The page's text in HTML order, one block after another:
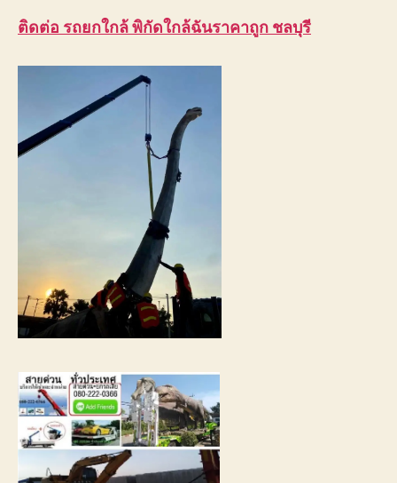
ติดต่อ รถยกใกล้ พิกัดใกล้ฉันราคาถูก ชลบุรี